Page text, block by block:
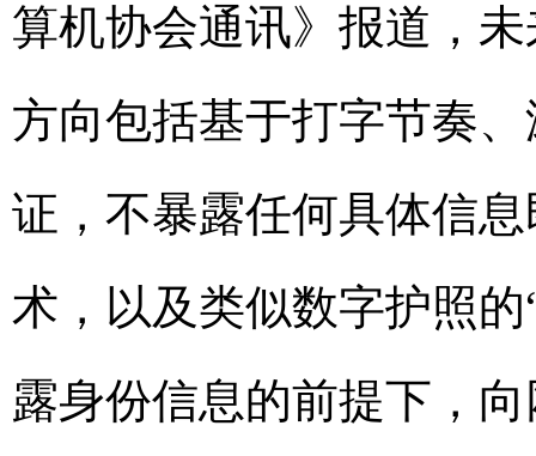
算机协会通讯》报道，
方向包括基于打字节奏
证，不暴露任何具体信
术，以及类似数字护照
露身份信息的前提下，